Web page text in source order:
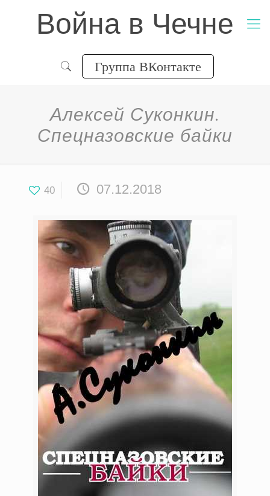
Война в Чечне
Группа ВКонтакте
Алексей Суконкин.
Спецназовские байки
40 07.12.2018